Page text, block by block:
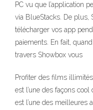
PC vu que l’application
via BlueStacks. De plus,
télécharger vos app
paiements. En fait,
travers Showbox vous
Profiter des films
est l’une des façons
est l’une des meilleures